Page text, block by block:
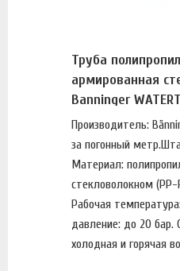
Труба
армированная
Banninger
Производитель:
за погонный
Материал:
стекловолокном
Рабочая
давление: до 20 бар.
холодная и горячая